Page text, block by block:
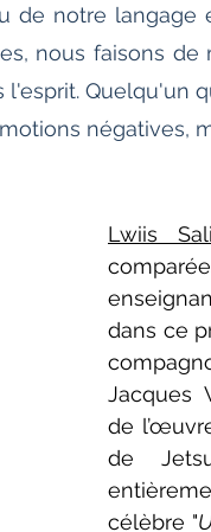
Contes
de notre langage
nous faisons
Quelqu'un
négatives,
Lwiis
dans ce
Jacques
de
de
célèbre "